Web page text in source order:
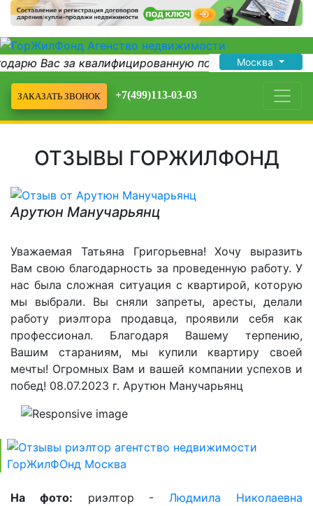
Вас за квалифицированную помощь...
Москва
ЗАКАЗАТЬ ЗВОНОК +7(499)113-03-03
ОТЗЫВЫ ГОРЖИЛФОНД
Арутюн Манучарьянц
Уважаемая Татьяна Григорьевна! Хочу выразить
Вам свою благодарность за проведенную работу. У
нас была сложная ситуация с квартирой, которую
мы выбрали. Вы сняли запреты, аресты, делали
работу риэлтора продавца, проявили себя как
профессионал. Благодаря Вашему терпению,
Вашим стараниям, мы купили квартиру своей
мечты! Огромных Вам и вашей компании успехов и
побед! 08.07.2023 г. Арутюн Манучарьянц
На фото: риэлтор -Людмила Николаевна